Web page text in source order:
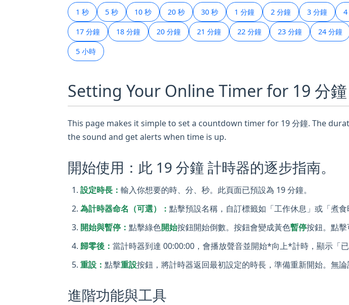
1 秒 5 秒 10 秒 20 秒 30 秒 1 分鐘 2 分鐘 3 分鐘 4
17 分鐘 18 分鐘 20 分鐘 21 分鐘 22 分鐘 23 分鐘 24 分鐘
5 小時
Setting Your Online Timer for 19 分鐘
This page makes it simple to set a countdown timer for 19 分鐘. The
the sound and get alerts when time is up.
開始使用：此 19 分鐘 計時器的逐步指南。
設定時長： 輸入你想要的時、分、秒。此頁面已預設為 19 分鐘。
為計時器命名（可選）： 點擊預設名稱，自訂標籤如「工作休息」或「煮食
開始與暫停： 點擊綠色開始按鈕開始倒數。按鈕會變成黃色暫停按鈕。點
歸零後： 當計時器到達 00:00:00，會播放聲音並開始*向上*計時，顯示「
重設： 點擊重設按鈕，將計時器返回最初設定的時長，準備重新開始。無
進階功能與工具